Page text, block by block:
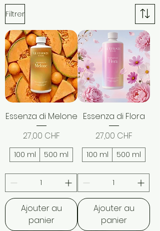
Filtrer
Essenza di Melone
Prix
27,00 CHF
100 ml 500 ml
Ajouter au
panier
Essenza di Flora
Prix
27,00 CHF
100 ml 500 ml
Ajouter au
panier